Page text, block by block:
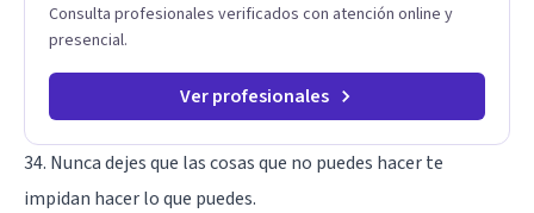
Consulta profesionales verificados con atención online y
presencial.
Ver profesionales
34. Nunca dejes que las cosas que no puedes hacer te
impidan hacer lo que puedes.